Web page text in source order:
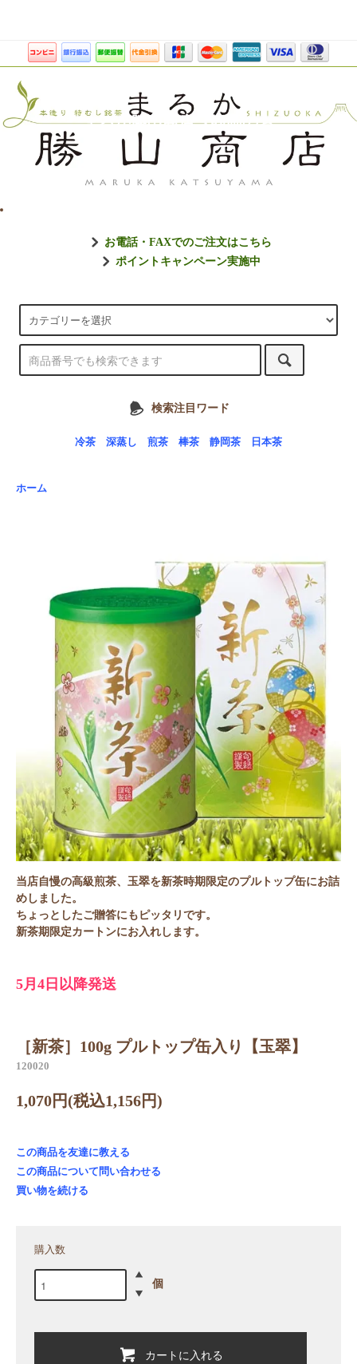
まるか勝山商店【静岡のお
お電話・FAXでのご注文はこちら
ポイントキャンペーン実施中
検索注目ワード
冷茶 深蒸し 煎茶 棒茶 静岡茶 日本茶
ホーム
当店自慢の高級煎茶、玉翠を新茶時期限定のプルトップ缶にお詰
めしました。
ちょっとしたご贈答にもピッタリです。
新茶期限定カートンにお入れします。
5月4日以降発送
［新茶］100g プルトップ缶入り【玉翠】
120020
1,070円(税込1,156円)
この商品を友達に教える
この商品について問い合わせる
買い物を続ける
購入数
個
カートに入れる